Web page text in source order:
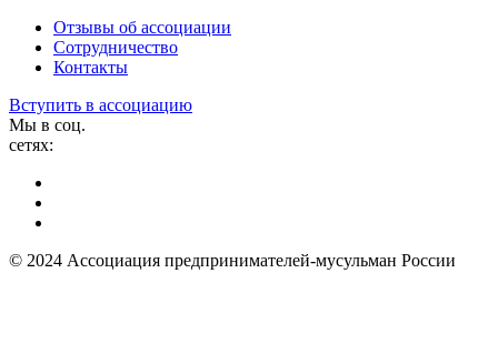
Отзывы об ассоциации
Сотрудничество
Контакты
Вступить в ассоциацию
Мы в соц.
сетях:
© 2024 Ассоциация предпринимателей-мусульман России